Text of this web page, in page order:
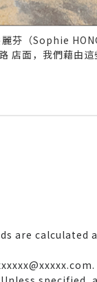
芬（Sophie
店面，我們藉由
are calculated